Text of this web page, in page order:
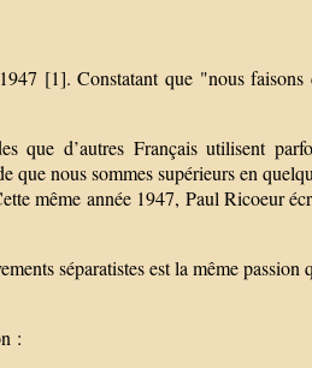
[1]. Constatant que "nous faisons
que d’autres Français utilisent
nous sommes supérieurs en
même année 1947, Paul Ricoeur
séparatistes est la même
: